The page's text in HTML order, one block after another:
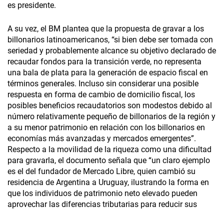
es presidente.
A su vez, el BM plantea que la propuesta de gravar a los
billonarios latinoamericanos, “si bien debe ser tomada con
seriedad y probablemente alcance su objetivo declarado de
recaudar fondos para la transición verde, no representa
una bala de plata para la generación de espacio fiscal en
términos generales. Incluso sin considerar una posible
respuesta en forma de cambio de domicilio fiscal, los
posibles beneficios recaudatorios son modestos debido al
número relativamente pequeño de billonarios de la región y
a su menor patrimonio en relación con los billonarios en
economías más avanzadas y mercados emergentes”.
Respecto a la movilidad de la riqueza como una dificultad
para gravarla, el documento señala que “un claro ejemplo
es el del fundador de Mercado Libre, quien cambió su
residencia de Argentina a Uruguay, ilustrando la forma en
que los individuos de patrimonio neto elevado pueden
aprovechar las diferencias tributarias para reducir sus